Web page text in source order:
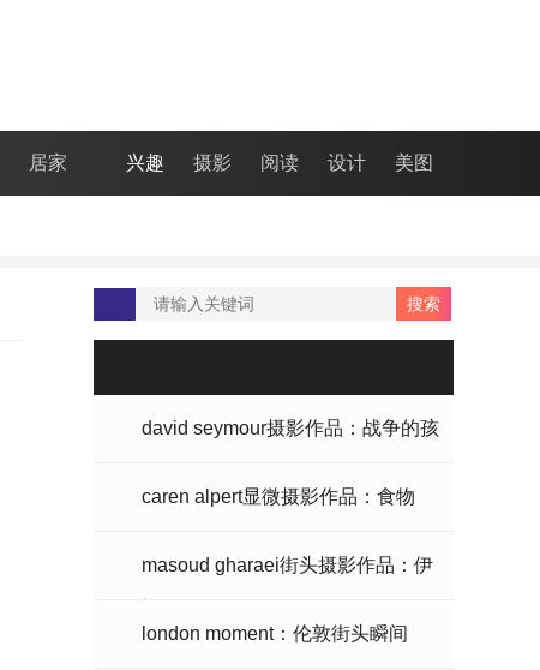
居家 兴趣 摄影 阅读 设计 美图
david seymour摄影作品：战争的孩
caren alpert显微摄影作品：食物
masoud gharaei街头摄影作品：伊
london moment：伦敦街头瞬间